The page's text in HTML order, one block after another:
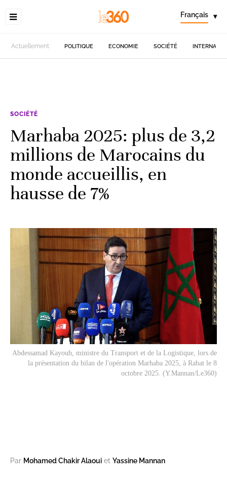
Français ▾
Actuellement POLITIQUE ECONOMIE SOCIÉTÉ
SOCIÉTÉ
Marhaba 2025: plus de 3,2
millions de Marocains du
monde accueillis, en
hausse de 7%
Abdessamad Kayouh, ministre du Transport et de la Logistique, lors de
la présentation du bilan de l'opération Marhaba 2025, à Rabat le 8
octobre 2025. (Y.Mannan/Le360)
Par Mohamed Chakir Alaoui et Yassine Mannan